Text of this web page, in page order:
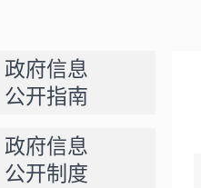
政府信息
公开指南
政府信息
公开制度